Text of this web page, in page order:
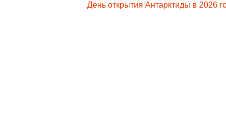
День открытия Антарктиды в 2026